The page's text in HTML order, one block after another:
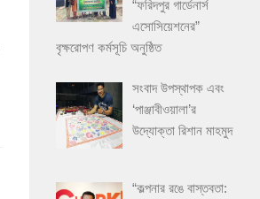
“ফরিদপুর গার্ডেনার্স
এসোসিয়েশনের”
বৃক্ষরোপণ কর্মসূচি অনুষ্ঠিত
সংবাদ উপস্থাপক এবং
‘পাঞ্জাবীওয়ালা’র
উদ্যোক্তা রিশান মাহমুদ
“কল্পনার রঙে বাস্তবতা: